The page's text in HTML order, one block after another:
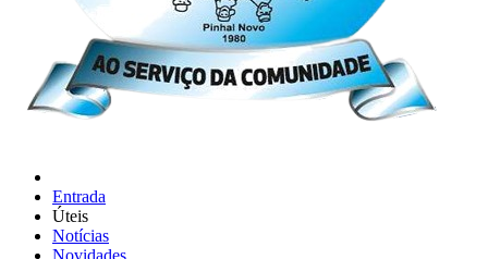
Entrada
Úteis
Notícias
Novidades